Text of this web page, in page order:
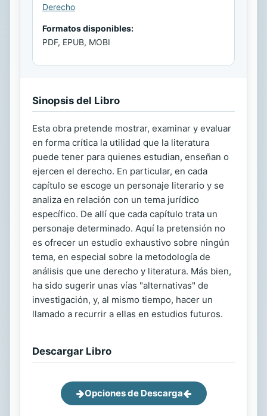
Derecho
Formatos disponibles:
PDF, EPUB, MOBI
Sinopsis del Libro
Esta obra pretende mostrar, examinar y evaluar
en forma crítica la utilidad que la literatura
puede tener para quienes estudian, enseñan o
ejercen el derecho. En particular, en cada
capítulo se escoge un personaje literario y se
analiza en relación con un tema jurídico
específico. De allí que cada capítulo trata un
personaje determinado. Aquí la pretensión no
es ofrecer un estudio exhaustivo sobre ningún
tema, en especial sobre la metodología de
análisis que une derecho y literatura. Más bien,
ha sido sugerir unas vías "alternativas" de
investigación, y, al mismo tiempo, hacer un
llamado a recurrir a ellas en estudios futuros.
Descargar Libro
Opciones de Descarga